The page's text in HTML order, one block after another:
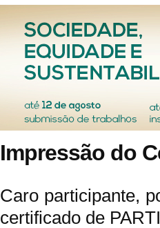
Impressão do
Caro participante,
certificado de